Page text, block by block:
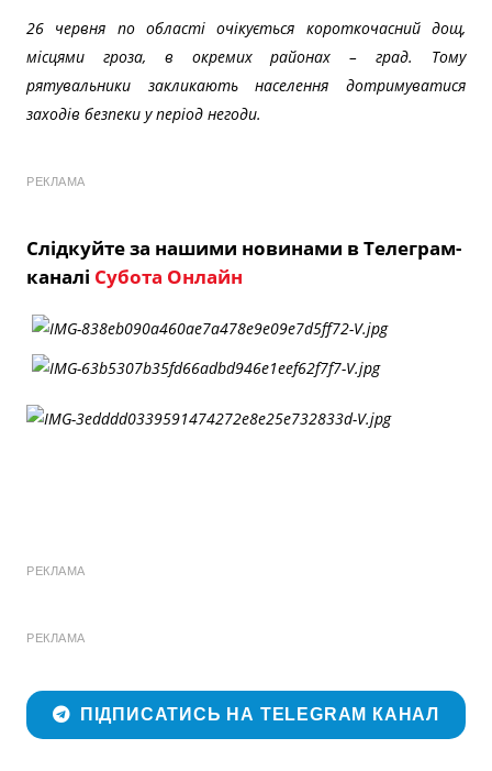
26 червня по області очікується короткочасний дощ,
місцями гроза, в окремих районах – град. Тому
рятувальники закликають населення дотримуватися
заходів безпеки у період негоди.
РЕКЛАМА
Слідкуйте за нашими новинами в Телеграм-
каналі Субота Онлайн
РЕКЛАМА
РЕКЛАМА
ПІДПИСАТИСЬ НА TELEGRAM КАНАЛ